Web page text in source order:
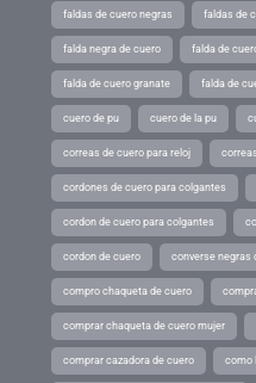
faldas de cuero negras faldas de
falda negra de cuero falda de
falda de cuero granate falda de
cuero de pu cuero de la pu
correas de cuero para reloj
cordones de cuero para colgantes
cordon de cuero para colgantes
cordon de cuero converse negras
compro chaqueta de cuero
comprar chaqueta de cuero mujer
comprar cazadora de cuero como